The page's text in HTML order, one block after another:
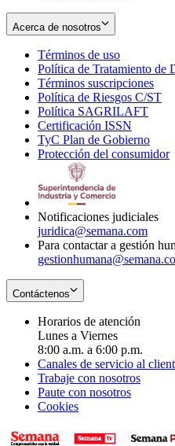
Acerca de nosotros
Términos de uso
in
new
window
Política de Tratamiento de
Términos suscripciones
in
Política de Riesgos C/ST
Política SAGRILAFT
new
Certificación ISSN
in
new
TyC Plan de Gobierno
in
Protección del consumidor
Notificaciones judiciales
juridica@semana.com
Para contactar a gestión
Contáctenos
Horarios de atención
Lunes a Viernes
8:00 a.m. a 6:00 p.m.
Canales de servicio al
Trabaje con nosotros
Paute con nosotros
Cookies